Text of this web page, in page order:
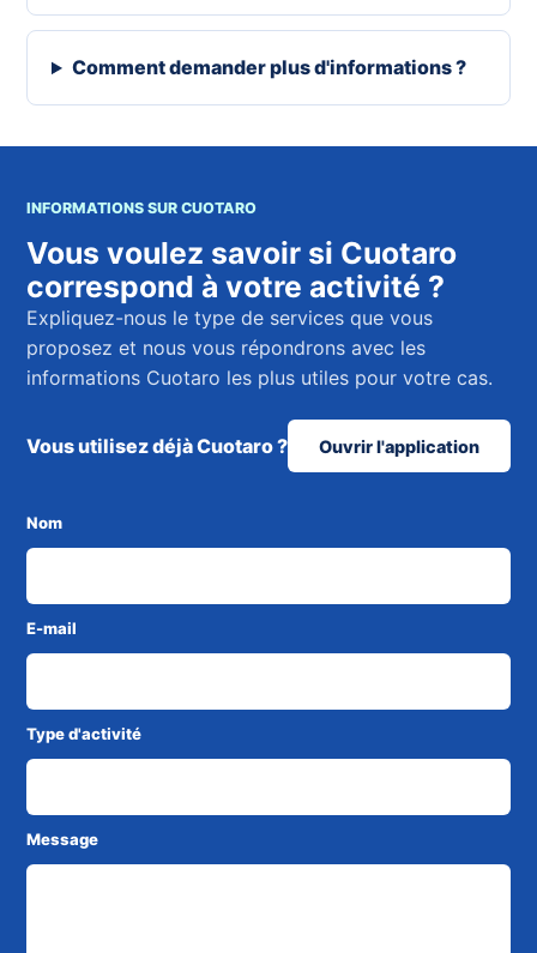
Comment demander plus d'informations ?
INFORMATIONS SUR CUOTARO
Vous voulez savoir si Cuotaro
correspond à votre activité ?
Expliquez-nous le type de services que vous
proposez et nous vous répondrons avec les
informations Cuotaro les plus utiles pour votre cas.
Vous utilisez déjà Cuotaro ? Ouvrir l'application
Nom
E-mail
Type d'activité
Message